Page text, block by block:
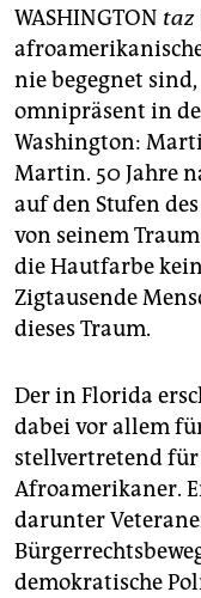
unterstützen
abo
genossenschaft
epaper login
WASHINGTON taz
nie begegnet
omnipräsent in
Washington:
Martin. 50 Jahre
auf den Stufen
von seinem
die Hautfarbe
Zigtausende
dieses Traum.
Der in Florida
dabei vor allem
stellvertretend für
Afroamerikaner.
darunter
demokratische